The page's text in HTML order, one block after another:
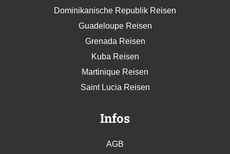
Dominikanische Republik Reisen
Guadeloupe Reisen
Grenada Reisen
Kuba Reisen
Martinique Reisen
Saint Lucia Reisen
Infos
AGB